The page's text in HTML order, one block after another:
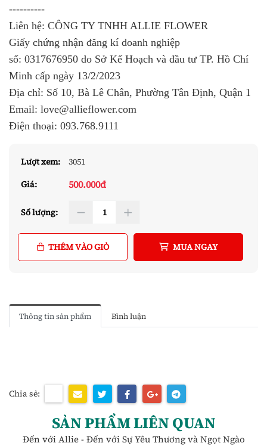
----------
Liên hệ: CÔNG TY TNHH ALLIE FLOWER
Giấy chứng nhận đăng kí doanh nghiệp
số: 0317676950 do Sở Kế Hoạch và đầu tư TP. Hồ Chí
Minh cấp ngày 13/2/2023
Địa chỉ: Số 10, Bà Lê Chân, Phường Tân Định, Quận 1
Email: love@allieflower.com
Điện thoại: 093.768.9111
Lượt xem:
3051
Giá:
500.000đ
Số lượng:
THÊM VÀO GIỎ MUA NGAY
Thông tin sản phẩm Bình luận
Chia sẻ:
SẢN PHẨM LIÊN QUAN
Đến với Allie - Đến với Sự Yêu Thương và Ngọt Ngào